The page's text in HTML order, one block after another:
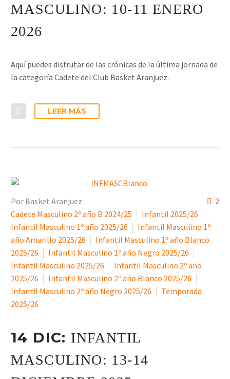
MASCULINO: 10-11 ENERO
2026
Aquí puedes disfrutar de las crónicas de la última jornada de
la categoría Cadete del Club Basket Aranjuez.
LEER MÁS
2
Por Basket Aranjuez
Cadete Masculino 2º año B 2024/25
Infantil 2025/26
Infantil Masculino 1º año 2025/26
Infantil Masculino 1º
año Amarillo 2025/26
Infantil Masculino 1º año Blanco
2025/26
Infantil Masculino 1º año Negro 2025/26
Infantil Masculino 2025/26
Infantil Masculino 2º año
2025/26
Infantil Masculino 2º año Blanco 2025/26
Infantil Masculino 2º año Negro 2025/26
Temporada
2025/26
14 DIC: INFANTIL
MASCULINO: 13-14